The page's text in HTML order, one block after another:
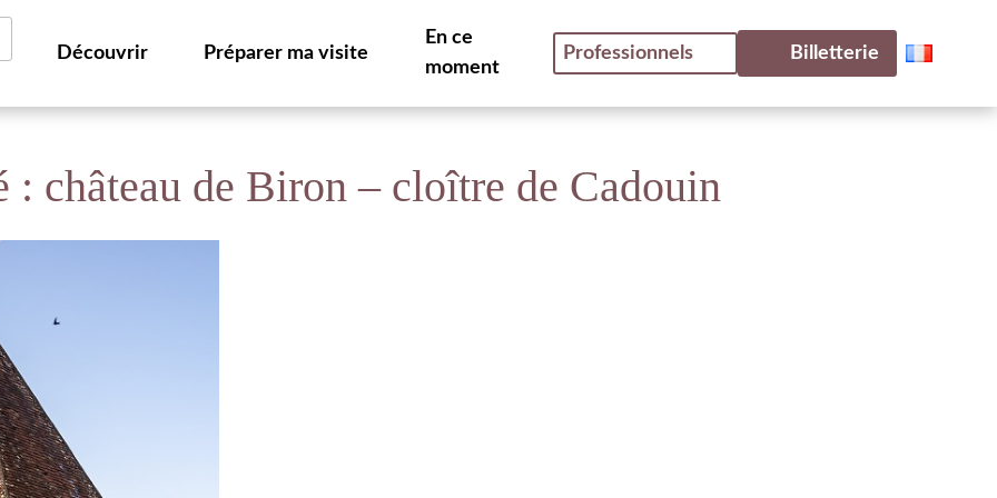
Découvrir Préparer ma visite
En ce
moment
Professionnels Billetterie
château de Biron – cloître de Cadouin